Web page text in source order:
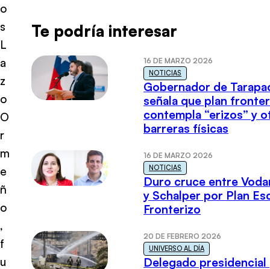
o
s
L
a
z
o
O
r
m
e
ñ
o
,
f
u
Te podría interesar
16 DE MARZO 2026
NOTICIAS
Gobernador de
señala que plan
contempla “erizos” y
barreras físicas
16 DE MARZO 2026
NOTICIAS
Duro cruce entre
y Schalper por Plan
Fronterizo
20 DE FEBRERO 2026
UNIVERSO AL DÍA
Delegado presidencial